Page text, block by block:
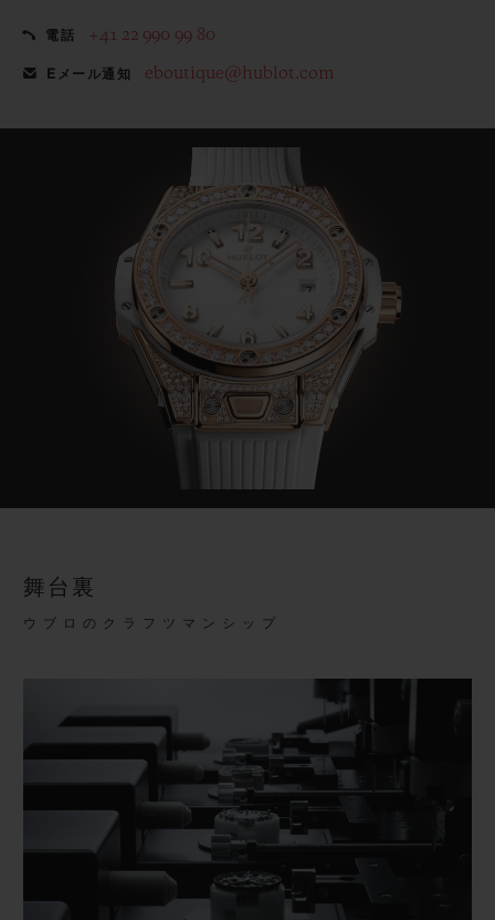
電話 +41 22 990 99 80
Eメール通知 eboutique@hublot.com
舞台裏
ウブロのクラフツマンシップ